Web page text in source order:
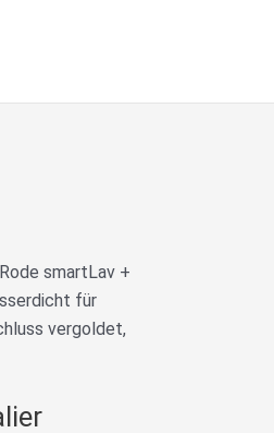
smartLav +
für
vergoldet,